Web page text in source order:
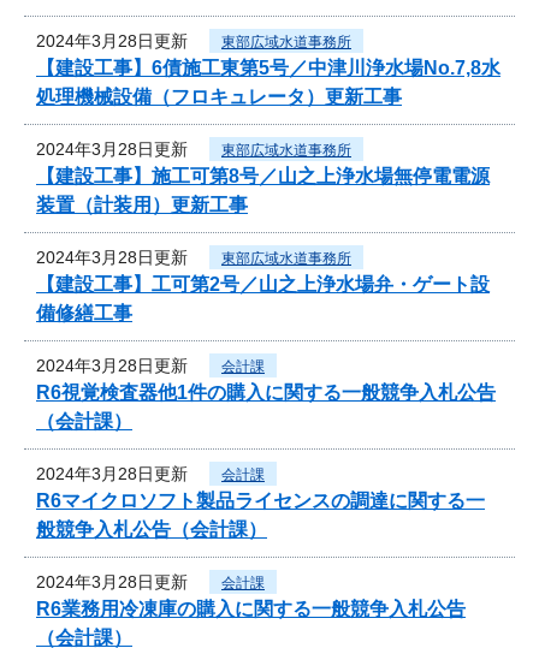
2024年3月28日更新 東部広域水道事務所
【建設工事】6債施工東第5号／中津川浄水場No.7,8水
処理機械設備（フロキュレータ）更新工事
2024年3月28日更新 東部広域水道事務所
【建設工事】施工可第8号／山之上浄水場無停電電源
装置（計装用）更新工事
2024年3月28日更新 東部広域水道事務所
【建設工事】工可第2号／山之上浄水場弁・ゲート設
備修繕工事
2024年3月28日更新 会計課
R6視覚検査器他1件の購入に関する一般競争入札公告
（会計課）
2024年3月28日更新 会計課
R6マイクロソフト製品ライセンスの調達に関する一
般競争入札公告（会計課）
2024年3月28日更新 会計課
R6業務用冷凍庫の購入に関する一般競争入札公告
（会計課）